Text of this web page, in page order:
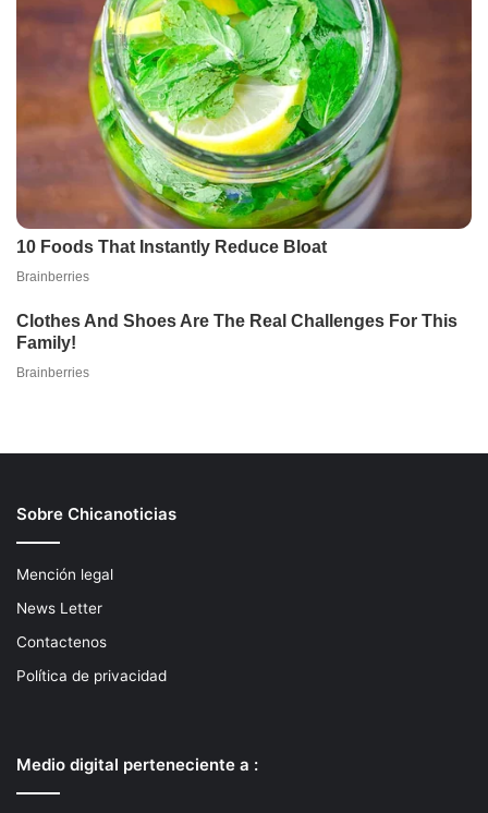
Sobre Chicanoticias
Mención legal
News Letter
Contactenos
Política de privacidad
Medio digital perteneciente a :